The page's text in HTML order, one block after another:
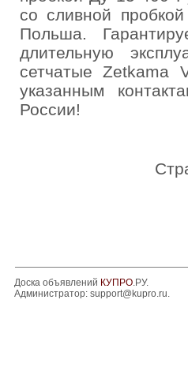
со сливной
Польша.
длительную
сетчатые Zetkama
указанным
России!
Доска объявлений КУПРО.РУ.
Администратор: support@kupro.ru.